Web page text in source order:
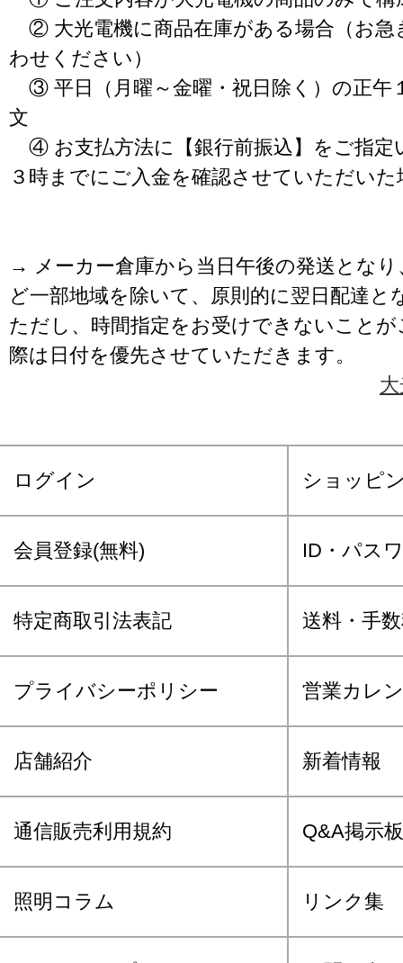
② 大光電機に商品在庫がある場合（お急
わせください）
③ 平日（月曜～金曜・祝日除く）の正午
文
④ お支払方法に【銀行前振込】をご指定
３時までにご入金を確認させていただいた
→ メーカー倉庫から当日午後の発送となり
ど一部地域を除いて、原則的に翌日配達と
ただし、時間指定をお受けできないこと
際は日付を優先させていただきます。
ログイン ショッピ
会員登録(無料) ID・パス
特定商取引法表記 送料・手
プライバシーポリシー 営業カレ
店舗紹介 新着情報
通信販売利用規約 Q&A掲示板
照明コラム リンク集